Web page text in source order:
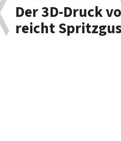
Der 3D-Druck
reicht